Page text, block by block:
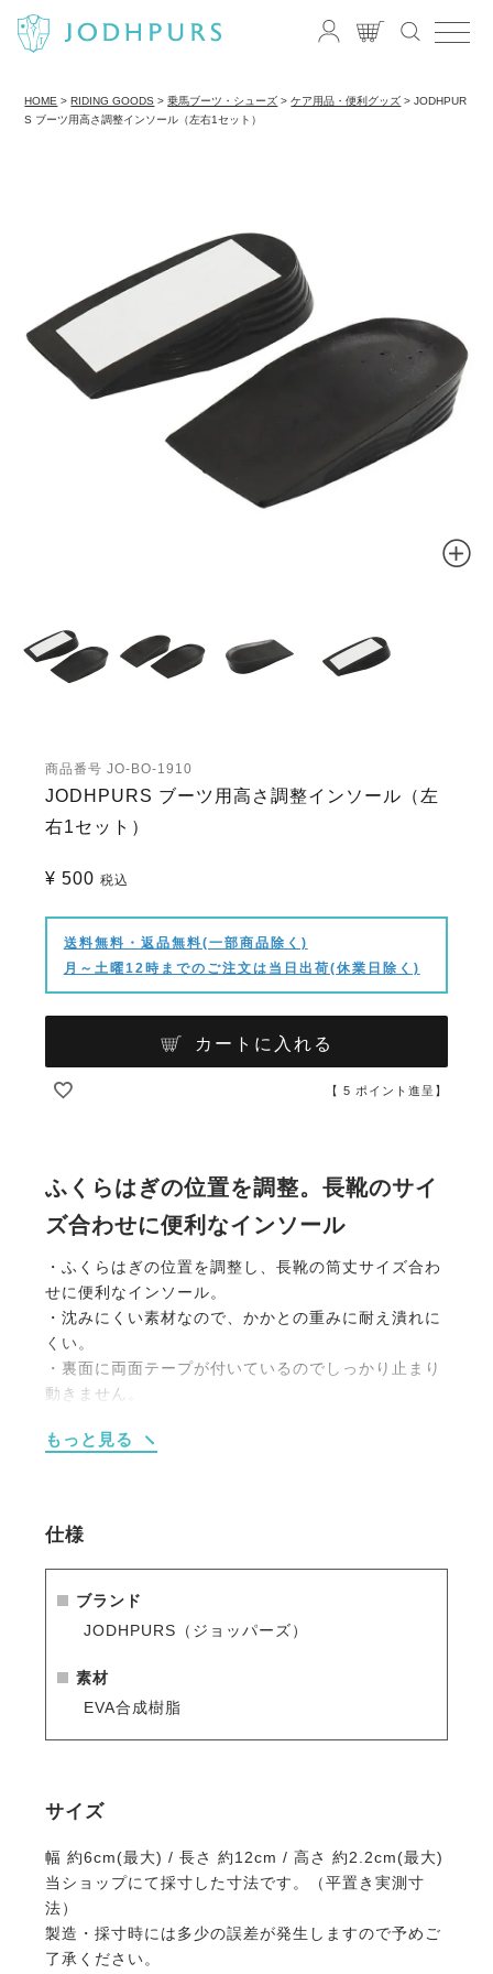
HOME RIDING GOODS 乗馬ブーツ・シューズ ケア用品・便利グッズ
JODHPUR
S ブーツ用高さ調整インソール（左右1セット）
商品番号 JO-BO-1910
JODHPURS ブーツ用高さ調整インソール（左
右1セット）
¥ 500 税込
送料無料・返品無料(一部商品除く)
月～土曜12時までのご注文は当日出荷(休業日除く)
カートに入れる
【 5 ポイント進呈】
ふくらはぎの位置を調整。長靴のサイ
ズ合わせに便利なインソール
・ふくらはぎの位置を調整し、長靴の筒丈サイズ合わ
せに便利なインソール。
・沈みにくい素材なので、かかとの重みに耐え潰れに
くい。
・裏面に両面テープが付いているのでしっかり止まり
動きません。
もっと見る
仕様
ブランド
JODHPURS（ジョッパーズ）
素材
EVA合成樹脂
サイズ
幅 約6cm(最大) / 長さ 約12cm / 高さ 約2.2cm(最大)
当ショップにて採寸した寸法です。（平置き実測寸
法）
製造・採寸時には多少の誤差が発生しますので予めご
了承ください。